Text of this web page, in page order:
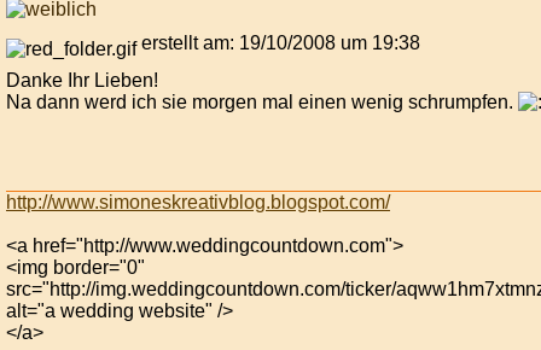
erstellt am: 19/10/2008 um 19:38
Danke Ihr Lieben!
Na dann werd ich sie morgen mal einen wenig schrumpfen.
http://www.simoneskreativblog.blogspot.com/
<a href="http://www.weddingcountdown.com">
<img border="0"
src="http://img.weddingcountdown.com/ticker/
alt="a wedding website" />
</a>